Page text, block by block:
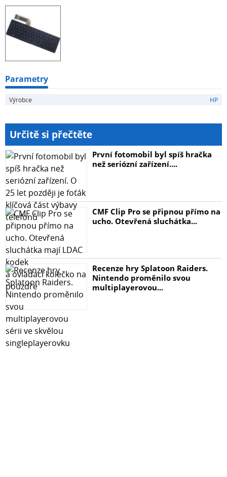
Parametry
Výrobce HP
Určitě si přečtěte
První fotomobil byl spíš hračka
než seriózní zařízení....
CMF Clip Pro se připnou přímo na
ucho. Otevřená sluchátka...
Recenze hry Splatoon Raiders.
Nintendo proměnilo svou
multiplayerovou...